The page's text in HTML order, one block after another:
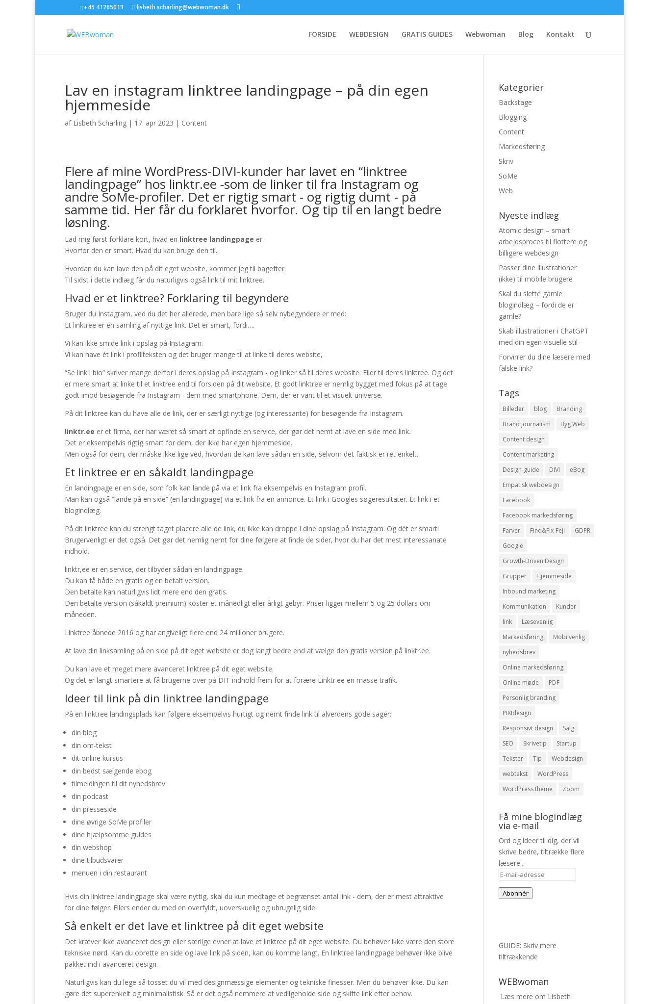
+45 41265019 lisbeth.scharling@webwoman.dk
FORSIDE WEBDESIGN GRATIS GUIDES Webwoman Blog Kontakt
Lav en instagram linktree landingpage – på din egen
hjemmeside
af Lisbeth Scharling | 17. apr 2023 | Content
Flere af mine WordPress-DIVI-kunder har lavet en “linktree
landingpage” hos linktr.ee -som de linker til fra Instagram og
andre SoMe-profiler. Det er rigtig smart - og rigtig dumt - på
samme tid. Her får du forklaret hvorfor. Og tip til en langt bedre
løsning.
Lad mig først forklare kort, hvad en linktree landingpage er.
Hvorfor den er smart. Hvad du kan bruge den til.
Hvordan du kan lave den på dit eget website, kommer jeg til bagefter.
Til sidst i dette indlæg får du naturligvis også link til mit linktree.
Hvad er et linktree? Forklaring til begyndere
Bruger du Instagram, ved du det her allerede, men bare lige så selv nybegyndere er med:
Et linktree er en samling af nyttige link. Det er smart, fordi….
Vi kan ikke smide link i opslag på Instagram.
Vi kan have ét link i profilteksten og det bruger mange til at linke til deres website,
“Se link i bio” skriver mange derfor i deres opslag på Instagram - og linker så til deres website. Eller til deres linktree. Og det
er mere smart at linke til et linktree end til forsiden på dit website. Et godt linktree er nemlig bygget med fokus på at tage
godt imod besøgende fra Instagram - dem med smartphone. Dem, der er vant til et visuelt universe.
På dit linktree kan du have alle de link, der er særligt nyttige (og interessante) for besøgende fra Instagram.
linktr.ee er et firma, der har været så smart at opfinde en service, der gør det nemt at lave en side med link.
Det er eksempelvis rigtig smart for dem, der ikke har egen hjemmeside.
Men også for dem, der måske ikke lige ved, hvordan de kan lave sådan en side, selvom det faktisk er ret enkelt.
Et linktree er en såkaldt landingpage
En landingpage er en side, som folk kan lande på via et link fra eksempelvis en Instagram profil.
Man kan også “lande på en side” (en landingpage) via et link fra en annonce. Et link i Googles søgeresultater. Et link i et
blogindlæg.
På dit linktree kan du strengt taget placere alle de link, du ikke kan droppe i dine opslag på Instagram. Og dét er smart!
Brugervenligt er det også. Det gør det nemlig nemt for dine følgere at finde de sider, hvor du har det mest interessanate
indhold.
linktr,ee er en service, der tilbyder sådan en landingpage.
Du kan få både en gratis og en betalt version.
Den betalte kan naturligvis lidt mere end den gratis.
Den betalte version (såkaldt premium) koster et månedligt eller årligt gebyr. Priser ligger mellem 5 og 25 dollars om
måneden.
Linktree åbnede 2016 og har angiveligt flere end 24 millioner brugere.
At lave din linksamling på en side på dit eget website er dog langt bedre end at vælge den gratis version på linktr.ee.
Du kan lave et meget mere avanceret linktree på dit eget website.
Og det er langt smartere at få brugerne over på DIT indhold frem for at forære Linktr.ee en masse trafik.
Ideer til link på din linktree landingpage
På en linktree landingsplads kan følgere eksempelvis hurtigt og nemt finde link til alverdens gode sager:
din blog
din om-tekst
dit online kursus
din bedst sælgende ebog
tilmeldingen til dit nyhedsbrev
din podcast
din presseside
dine øvrige SoMe profiler
dine hjælpsomme guides
din webshop
dine tilbudsvarer
menuen i din restaurant
Hvis din linktree landingpage skal være nyttig, skal du kun medtage et begrænset antal link - dem, der er mest attraktive
for dine følger. Ellers ender du med en overfyldt, uoverskuelig og ubrugelig side.
Så enkelt er det lave et linktree på dit eget website
Det kræver ikke avanceret design eller særlige evner at lave et linktree på dit eget website. Du behøver ikke være den store
tekniske nørd. Kan du oprette en side og lave link på siden, kan du komme langt. En linktree landingpage behøver ikke blive
pakket ind i avanceret design.
Naturligvis kan du lege så tosset du vil med designmæssige elementer og tekniske finesser. Men du behøver ikke. Du kan
gøre det superenkelt og minimalistisk. Så er det også nemmere at vedligeholde side og skifte link efter behov.
Kategorier
Backstage
Blogging
Content
Markedsføring
Skriv
SoMe
Web
Nyeste indlæg
Atomic design – smart
arbejdsproces til flottere og
billigere webdesign
Passer dine illustrationer
(ikke) til mobile brugere
Skal du slette gamle
blogindlæg – fordi de er
gamle?
Skab illustrationer i ChatGPT
med din egen visuelle stil
Forvirrer du dine læsere med
falske link?
Tags
Billeder blog
Branding
Brand journalism
Byg Web
Content design
Content marketing
Design-guide
DIVI
eBog
Empatisk webdesign
Facebook
Facebook markedsføring
Farver
Find&Fix-Fejl
GDPR
Google
Growth-Driven Design
Grupper
Hjemmeside
Inbound marketing
Kommunikation
Kunder
link
Læsevenlig
Markedsføring
Mobilvenlig
nyhedsbrev
Online markedsføring
Online møde
PDF
Personlig branding
PIXIdesign
Responsivt design
Salg
SEO
Skrivetip
Startup
Tekster
Tip
Webdesign
webtekst
WordPress
WordPress theme
Zoom
Få mine blogindlæg
via e-mail
Ord og ideer til dig, der vil
skrive bedre, tiltrække flere
læsere...
E-
mail-
adresse
Abonnér
GUIDE: Skriv mere
tiltrækkende
WEBwoman
Læs mere om Lisbeth